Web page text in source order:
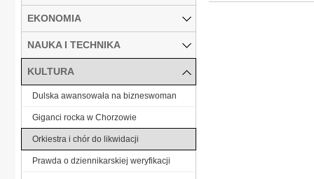
EKONOMIA
NAUKA I TECHNIKA
KULTURA
Dulska awansowała na bizneswoman
Giganci rocka w Chorzowie
Orkiestra i chór do likwidacji
Prawda o dziennikarskiej weryfikacji